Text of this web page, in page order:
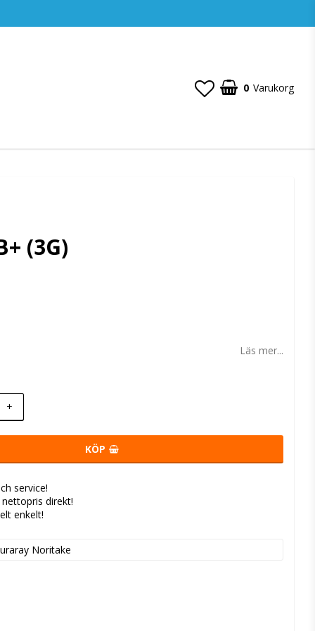
0 Varukorg
(3G)
Läs mer...
+
KÖP
service!
direkt!
enkelt!
Noritake